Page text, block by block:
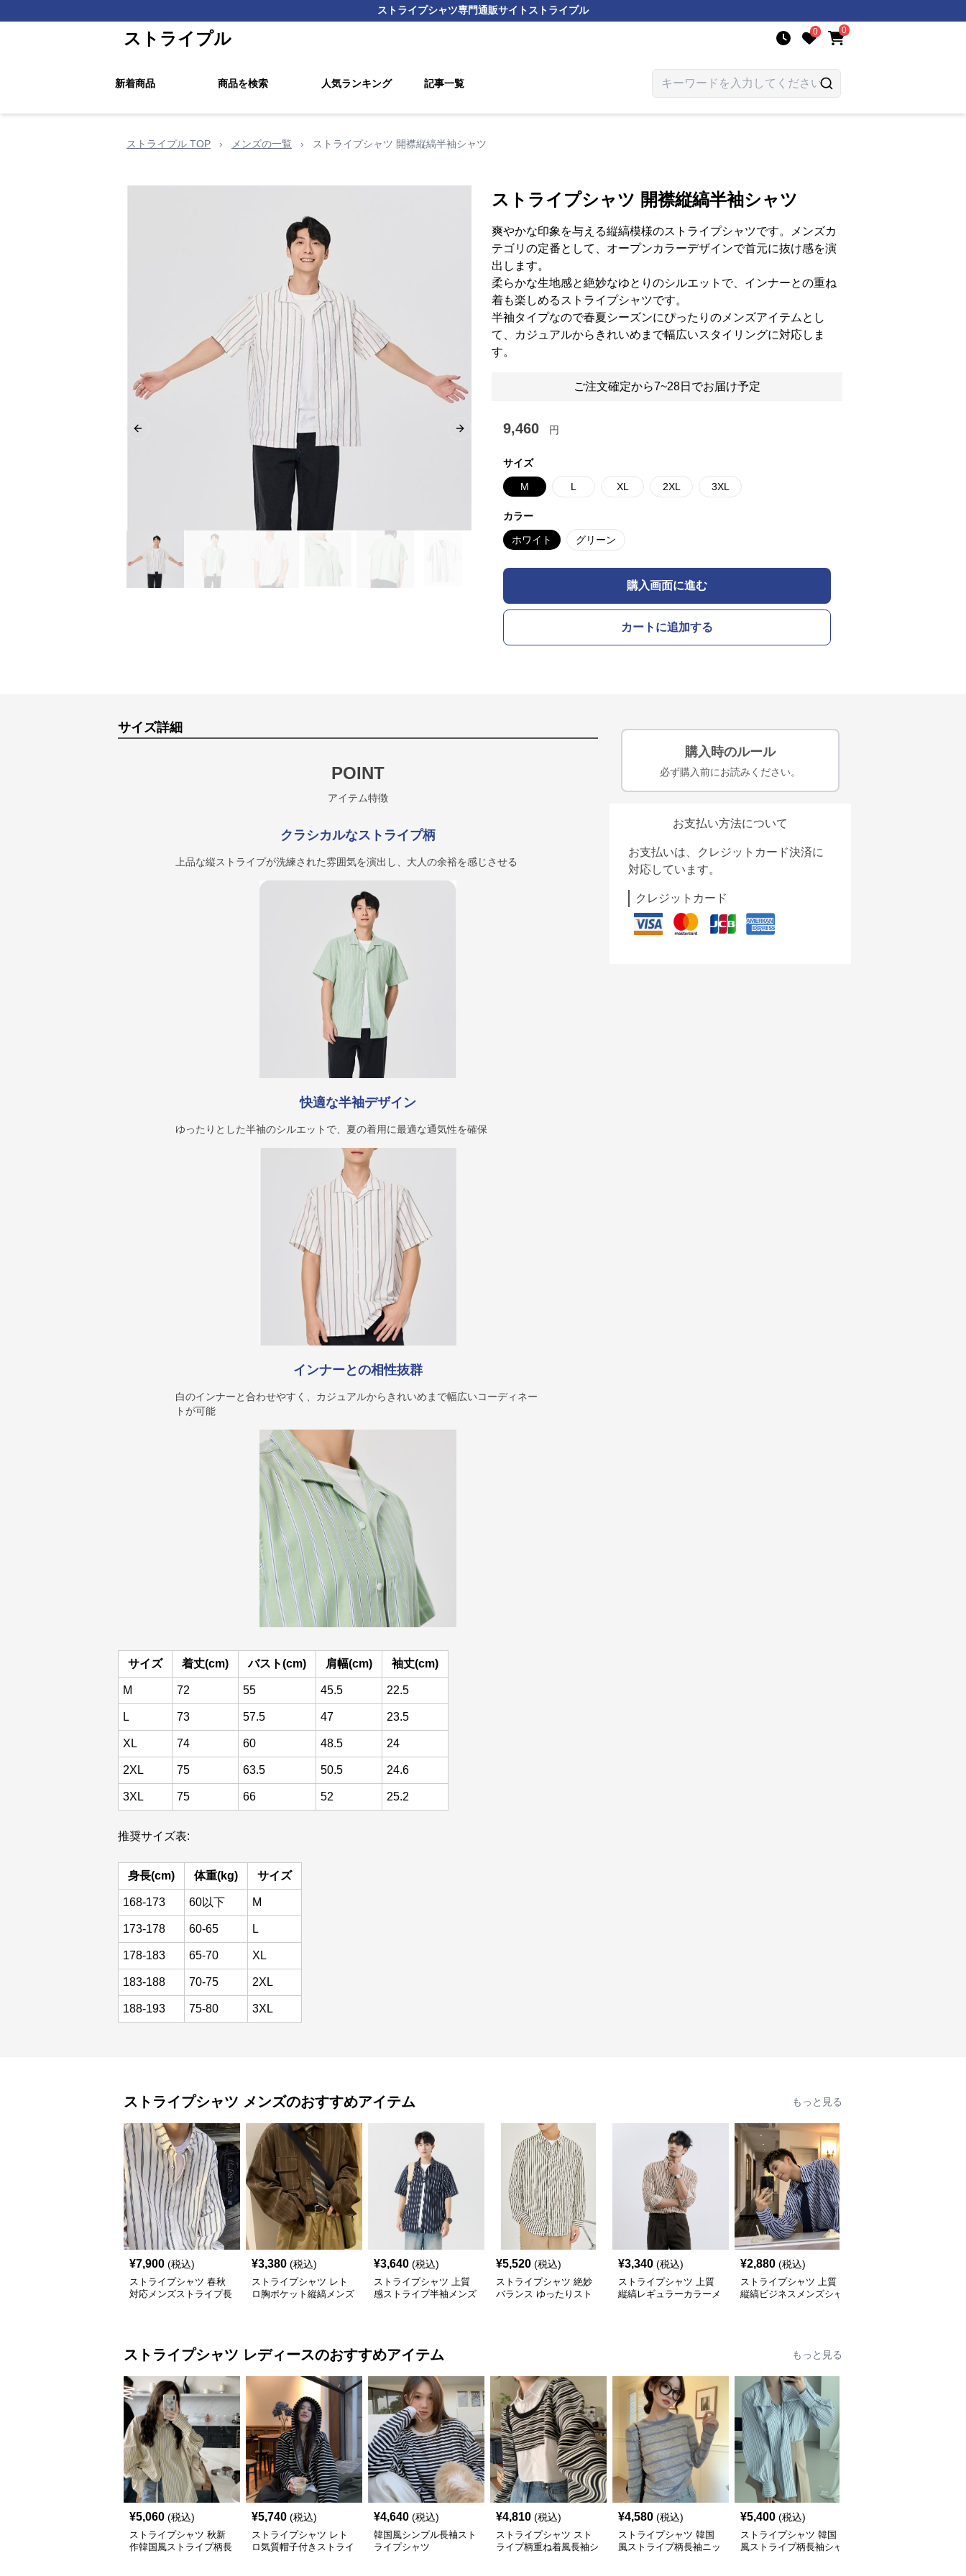
ストライプシャツ専門通販サイト ストライプル
ストライプル 0 0
新着商品 商品を検索 人気ランキング 記事一覧
ストライプル TOP › メンズの一覧 › ストライプシャツ 開襟縦縞半袖シャツ
Previous slide Next slide
ストライプシャツ 開襟縦縞半袖シャツ
爽やかな印象を与える縦縞模様のストライプシャツです。メンズカ
テゴリの定番として、オープンカラーデザインで首元に抜け感を演
出します。
柔らかな生地感と絶妙なゆとりのシルエットで、インナーとの重ね
着も楽しめるストライプシャツです。
半袖タイプなので春夏シーズンにぴったりのメンズアイテムとし
て、カジュアルからきれいめまで幅広いスタイリングに対応しま
す。
ご注文確定から7~28日でお届け予定
9,460 円
サイズ
M L XL 2XL 3XL
カラー
ホワイト グリーン
購入画面に進む
カートに追加する
サイズ詳細
POINT
アイテム特徴
クラシカルなストライプ柄
上品な縦ストライプが洗練された雰囲気を演出し、大人の余裕を感じさせる
快適な半袖デザイン
ゆったりとした半袖のシルエットで、夏の着用に最適な通気性を確保
インナーとの相性抜群
白のインナーと合わせやすく、カジュアルからきれいめまで幅広いコーディネー
トが可能
サイズ 着丈(cm) バスト(cm) 肩幅(cm) 袖丈(cm)
M 72 55 45.5 22.5
L 73 57.5 47 23.5
XL 74 60 48.5 24
2XL 75 63.5 50.5 24.6
3XL 75 66 52 25.2
推奨サイズ表:
身長(cm) 体重(kg) サイズ
168-173 60以下 M
173-178 60-65 L
178-183 65-70 XL
183-188 70-75 2XL
188-193 75-80 3XL
購入時のルール
必ず購入前にお読みください。
お支払い方法について
お支払いは、クレジットカード決済に
対応しています。
クレジットカード
ストライプシャツ メンズのおすすめアイテム もっと見る
¥7,900 (税込)
ストライプシャツ 春秋
対応メンズストライプ長
¥3,380 (税込)
ストライプシャツ レト
ロ胸ポケット縦縞メンズ
¥3,640 (税込)
ストライプシャツ 上質
感ストライプ半袖メンズ
¥5,520 (税込)
ストライプシャツ 絶妙
バランス ゆったりスト
¥3,340 (税込)
ストライプシャツ 上質
縦縞レギュラーカラーメ
¥2,880 (税込)
ストライプシャツ 上質
縦縞ビジネスメンズシャ
ストライプシャツ レディースのおすすめアイテム もっと見る
¥5,060 (税込)
ストライプシャツ 秋新
作韓国風ストライプ柄長
¥5,740 (税込)
ストライプシャツ レト
ロ気質帽子付きストライ
¥4,640 (税込)
韓国風シンプル長袖スト
ライプシャツ
¥4,810 (税込)
ストライプシャツ スト
ライプ柄重ね着風長袖シ
¥4,580 (税込)
ストライプシャツ 韓国
風ストライプ柄長袖ニッ
¥5,400 (税込)
ストライプシャツ 韓国
風ストライプ柄長袖シャ